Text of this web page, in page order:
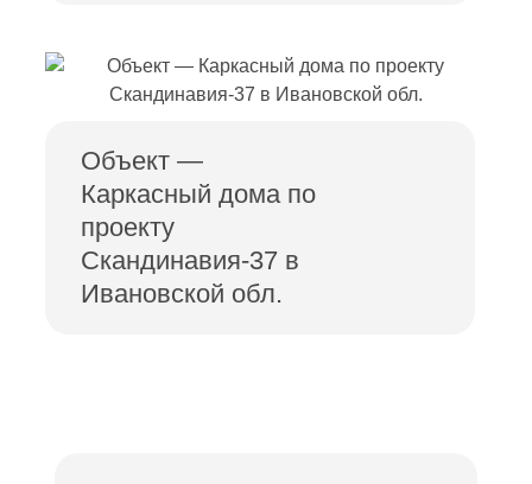
Объект —
Каркасный дома по
проекту
Скандинавия-37 в
Ивановской обл.